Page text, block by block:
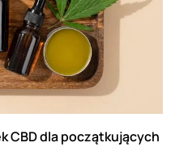
CBD dla początkujących